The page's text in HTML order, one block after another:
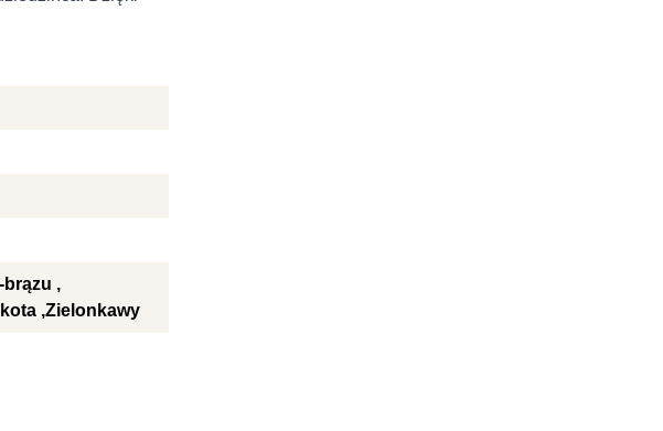
brązu
Zielonkawy
z dostawcami poszczególnych ciasteczek.